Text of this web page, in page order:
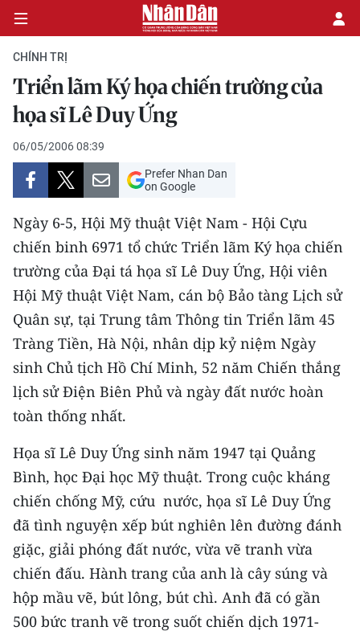
CHÍNH TRỊ
KINH TẾ
VĂN HÓA
XÃ HỘI
PHÁP LUẬT
DU LỊCH
THẾ GIỚI
GIÁO DỤC
Y TẾ
KHOA HỌC - CÔNG NGHỆ
MÔI TRƯỜNG
BẠN ĐỌC
KIỂM CHỨNG THÔNG TIN
CHÍNH TRỊ
Triển lãm Ký họa chiến trường của
họa sĩ Lê Duy Ứng
06/05/2006 08:39
Prefer Nhan Dan
on Google
Ngày 6-5, Hội Mỹ thuật Việt Nam - Hội Cựu
chiến binh 6971 tổ chức Triển lãm Ký họa chiến
trường của Ðại tá họa sĩ Lê Duy Ứng, Hội viên
Hội Mỹ thuật Việt Nam, cán bộ Bảo tàng Lịch sử
Quân sự, tại Trung tâm Thông tin Triển lãm 45
Tràng Tiền, Hà Nội, nhân dịp kỷ niệm Ngày
sinh Chủ tịch Hồ Chí Minh, 52 năm Chiến thắng
lịch sử Ðiện Biên Phủ và ngày đất nước hoàn
toàn thống nhất.
Họa sĩ Lê Duy Ứng sinh năm 1947 tại Quảng
Bình, học Ðại học Mỹ thuật. Trong cuộc kháng
chiến chống Mỹ, cứu nước, họa sĩ Lê Duy Ứng
đã tình nguyện xếp bút nghiên lên đường đánh
giặc, giải phóng đất nước, vừa vẽ tranh vừa
chiến đấu. Hành trang của anh là cây súng và
hộp mầu vẽ, bút lông, bút chì. Anh đã có gần
500 bức tranh vẽ trong suốt chiến dịch 1971-